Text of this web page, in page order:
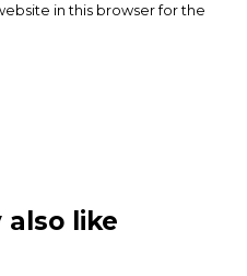
in this browser for the
also like